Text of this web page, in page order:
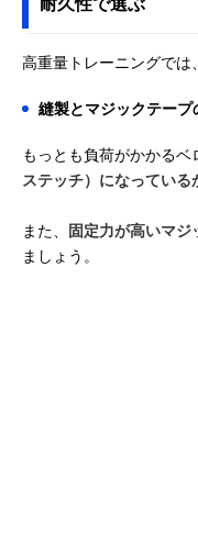
耐久性で選ぶ
高重量トレーニングでは
縫製とマジックテープ
もっとも負荷がかかるベ
ステッチ）になっている
また、 固定力が高いマジ
ましょう。